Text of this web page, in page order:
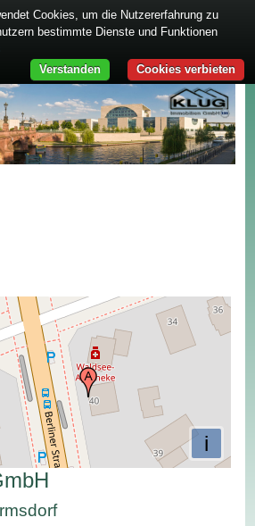
i
Cookies, um die Nutzererfahrung zu
bestimmte Dienste und Funktionen
Cookies verbieten
Verstanden